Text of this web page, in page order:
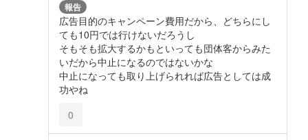
報告
広告目的のキャンペーン費用だから、どちらにし
ても10円では行けないだろうし
そもそも拡大するかもといっても団体客からみた
いだから中止になるのではないかな
中止になっても取り上げられれば広告としては成
功やね
0